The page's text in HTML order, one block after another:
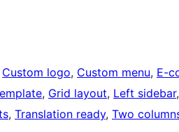
Custom logo, Custom menu, E-
, Grid layout, Left sidebar,
, Translation ready, Two